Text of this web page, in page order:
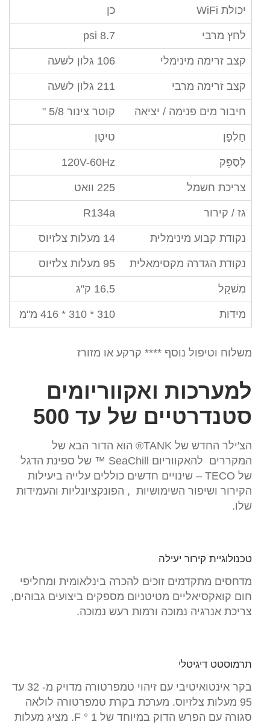
יכולת WiFi כן
לחץ מרבי 8.7 psi
קצב זרימה מינימלי 106 גלון לשעה
קצב זרימה מרבי 211 גלון לשעה
חיבור מים פנימה / יציאה קוטר צינור 5/8 "
חַלְפָן טִיטָן
לְסַפֵּק 120V-60Hz
צריכת חשמל 225 וואט
גז / קירור R134a
נקודת קבוע מינימלית 14 מעלות צלזיוס
נקודת הגדרה מקסימאלית 95 מעלות צלזיוס
מִשׁקָל 16.5 ק"ג
מידות 310 * 310 * 416 מ"מ
משלוח וטיפול נוסף **** קרקע או מזורז
למערכות ואקווריומים
סטנדרטיים של עד 500
הצ'ילר החדש של TANK® הוא הדור הבא של
המקררים להאקווריום SeaChill ™ של ספינת הדגל
של TECO – שינויים חדשים כוללים עלייה ביעילות
הקירור ושיפור השימושיות , הפונקציונליות והעמידות
שלו.
טכנולוגיית קירור יעילה
מדחסים מתקדמים זוכים להכרה בינלאומית ומחליפי
חום קואקסיאליים מטיטניום מספקים ביצועים גבוהים,
צריכת אנרגיה נמוכה ורמות רעש נמוכה.
תרמוסטט דיגיטלי
בקר אינטואיטיבי עם זיהוי טמפרטורה מדויק מ- 32 עד
95 מעלות צלזיוס. מערכת בקרת טמפרטורה לולאה
סגורה עם הפרש הדוק במיוחד של 1 ° F. מציג מעלות